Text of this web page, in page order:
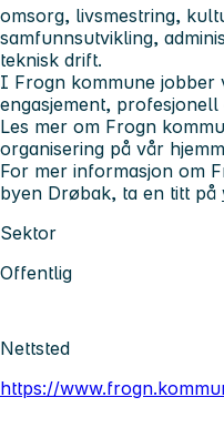
omsorg, livsmestring,
samfunnsutvikling,
teknisk drift.
I Frogn kommune jobber
engasjement, profesjonell
Les mer om Frogn
organisering på vår
For mer informasjon om
byen Drøbak, ta en titt på
Sektor
Offentlig
Nettsted
https://